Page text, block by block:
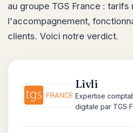
au groupe TGS France :
l'accompagnement,
clients. Voici notre verdict.
Livli
Expertise
digitale par TGS